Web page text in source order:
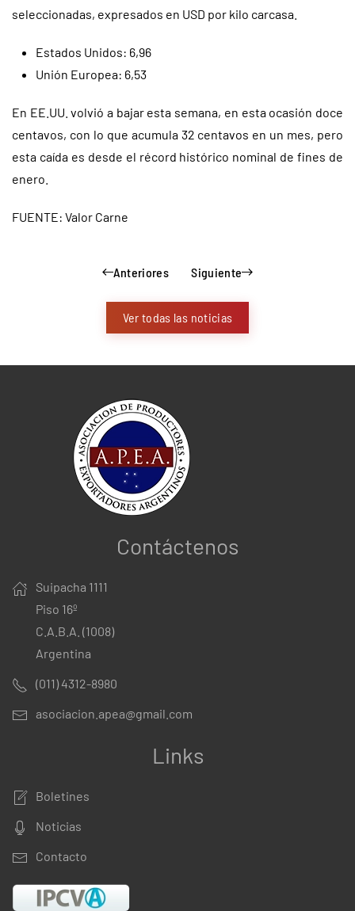
seleccionadas, expresados en USD por kilo carcasa.
Estados Unidos: 6,96
Unión Europea: 6,53
En EE.UU. volvió a bajar esta semana, en esta ocasión doce
centavos, con lo que acumula 32 centavos en un mes, pero
esta caída es desde el récord histórico nominal de fines de
enero.
FUENTE: Valor Carne
Anteriores Siguiente
Ver todas las noticias
Contáctenos
Suipacha 1111
Piso 16º
C.A.B.A. (1008)
Argentina
(011) 4312-8980
asociacion.apea@gmail.com
Links
Boletines
Noticias
Contacto